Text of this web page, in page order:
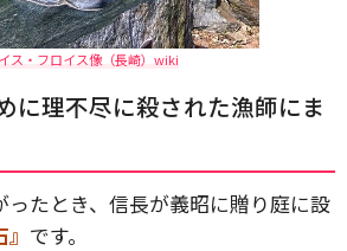
ス・フロイス像（長崎）wiki
に理不尽に殺された漁師にま
ったとき、信長が義昭に贈り庭に設
です。